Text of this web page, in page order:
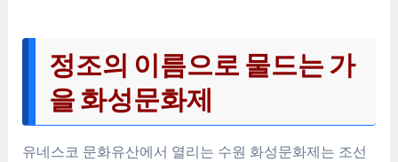
정조의 이름으로 물드는 가
을 화성문화제
유네스코 문화유산에서 열리는 수원 화성문화제는 조선